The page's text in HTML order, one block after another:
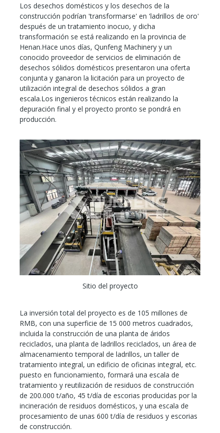
Los desechos domésticos y los desechos de la
construcción podrían 'transformarse' en 'ladrillos de oro'
después de un tratamiento inocuo, y dicha
transformación se está realizando en la provincia de
Henan.Hace unos días, Qunfeng Machinery y un
conocido proveedor de servicios de eliminación de
desechos sólidos domésticos presentaron una oferta
conjunta y ganaron la licitación para un proyecto de
utilización integral de desechos sólidos a gran
escala.Los ingenieros técnicos están realizando la
depuración final y el proyecto pronto se pondrá en
producción.
Sitio del proyecto
La inversión total del proyecto es de 105 millones de
RMB, con una superficie de 15 000 metros cuadrados,
incluida la construcción de una planta de áridos
reciclados, una planta de ladrillos reciclados, un área de
almacenamiento temporal de ladrillos, un taller de
tratamiento integral, un edificio de oficinas integral, etc.
puesto en funcionamiento, formará una escala de
tratamiento y reutilización de residuos de construcción
de 200.000 t/año, 45 t/día de escorias producidas por la
incineración de residuos domésticos, y una escala de
procesamiento de unas 600 t/día de residuos y escorias
de construcción.